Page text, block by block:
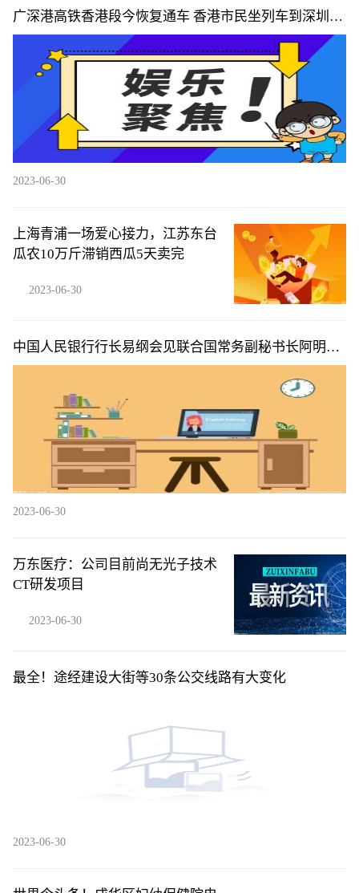
广深港高铁香港段今恢复通车 香港市民坐列车到深圳喝
早茶-全球新视野
2023-06-30
上海青浦一场爱心接力，江苏东台
瓜农10万斤滞销西瓜5天卖完
2023-06-30
中国人民银行行长易纲会见联合国常务副秘书长阿明娜·
穆罕默德|天天简讯
2023-06-30
万东医疗：公司目前尚无光子技术
CT研发项目
2023-06-30
最全！途经建设大街等30条公交线路有大变化
2023-06-30